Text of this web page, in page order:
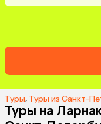
Туры, Туры из Санкт-
Туры на